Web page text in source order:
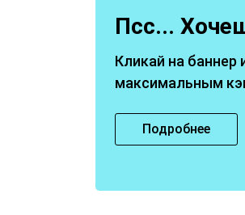
Псс...
Кликай на баннер
максимальным
Подробнее